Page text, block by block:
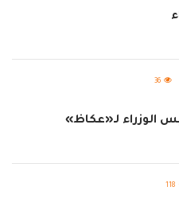
36
الوزراء لـ«عكاظ»
118